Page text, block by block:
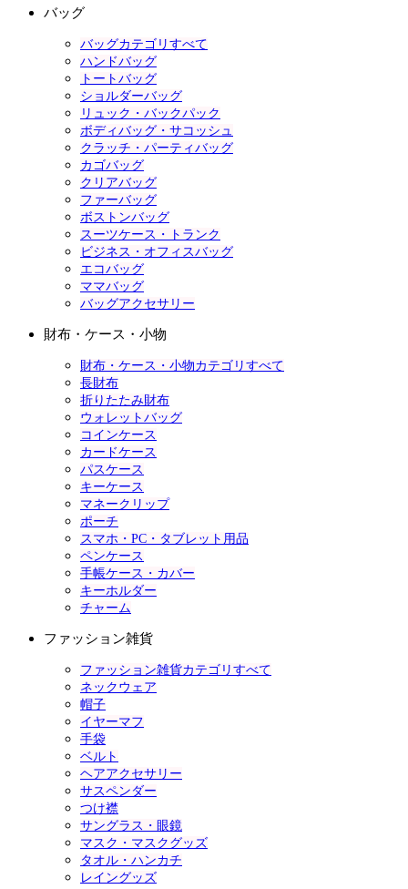
バッグ
バッグカテゴリすべて
ハンドバッグ
トートバッグ
ショルダーバッグ
リュック・バックパック
ボディバッグ・サコッシュ
クラッチ・パーティバッグ
カゴバッグ
クリアバッグ
ファーバッグ
ボストンバッグ
スーツケース・トランク
ビジネス・オフィスバッグ
エコバッグ
ママバッグ
バッグアクセサリー
財布・ケース・小物
財布・ケース・小物カテゴリすべて
長財布
折りたたみ財布
ウォレットバッグ
コインケース
カードケース
パスケース
キーケース
マネークリップ
ポーチ
スマホ・PC・タブレット用品
ペンケース
手帳ケース・カバー
キーホルダー
チャーム
ファッション雑貨
ファッション雑貨カテゴリすべて
ネックウェア
帽子
イヤーマフ
手袋
ベルト
ヘアアクセサリー
サスペンダー
つけ襟
サングラス・眼鏡
マスク・マスクグッズ
タオル・ハンカチ
レイングッズ